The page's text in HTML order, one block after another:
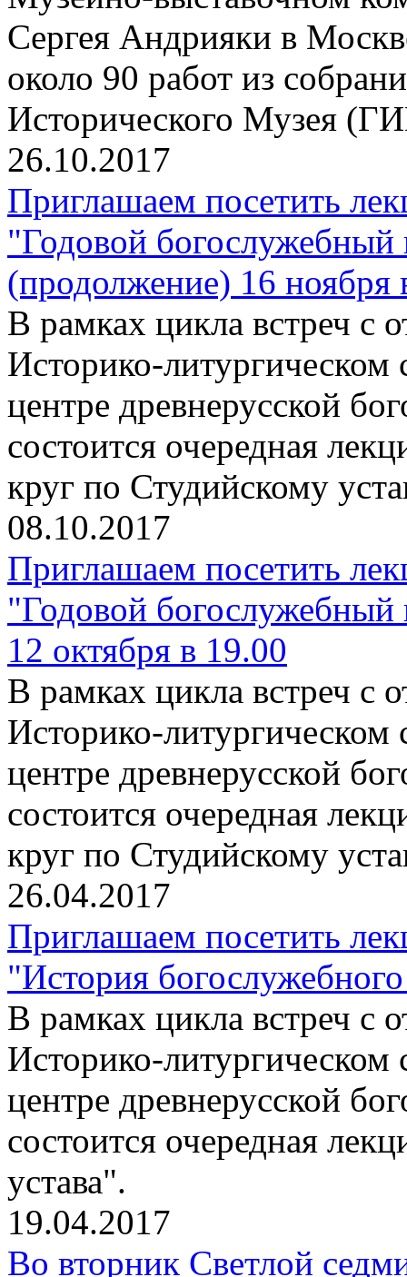
Сергея Андрияки в
около 90 работ из
Исторического Музея
26.10.2017
Приглашаем посетить
"Годовой богослужебный
(продолжение) 16 ноября
В рамках цикла встреч
Историко-
центре древнерусской
состоится очередная
круг по Студийскому
08.10.2017
Приглашаем посетить
"Годовой богослужебный
12 октября в 19.00
В рамках цикла встреч
Историко-
центре древнерусской
состоится очередная
круг по Студийскому
26.04.2017
Приглашаем посетить
"История
В рамках цикла встреч
Историко-
центре древнерусской
состоится очередная
устава".
19.04.2017
Во вторник Светлой